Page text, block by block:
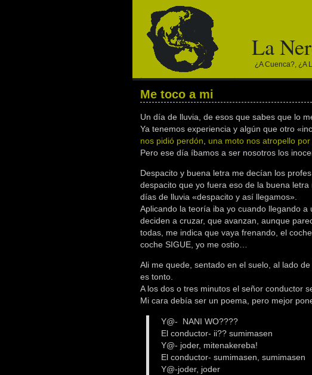
La
¿a Cuenca?, ¿a
Me toco a mi
Un día de lluvia, de esos que sabes que lo
Ya tenemos experiencia y algún que otro
nos pidió perdón
una moto nos atropello
Pero ese día íbamos a ser nosotros los
Despacito y buena letra me decían los
despacito que yo fuera eso de la buena
días de lluvia «despacito y así llegamos».
Aplicando la teoría iba yo cuando llegando
deciden a cruzar, que avanzan, aunque
todas, me indica que vaya frenando, el
coche SIGUE, yo me ostio…
Ali me quede, sentado en el suelo, al lado
es tonto.
A los dos o tres minutos el señor conductor
Mi cara debía ser un poema, pero mejor
Y@- NANI WO????
El conductor- ii?? sumimasen
Y@- joder, mitenakereba!
El conductor- sumimasen, sumimasen
Y@-joder, joder